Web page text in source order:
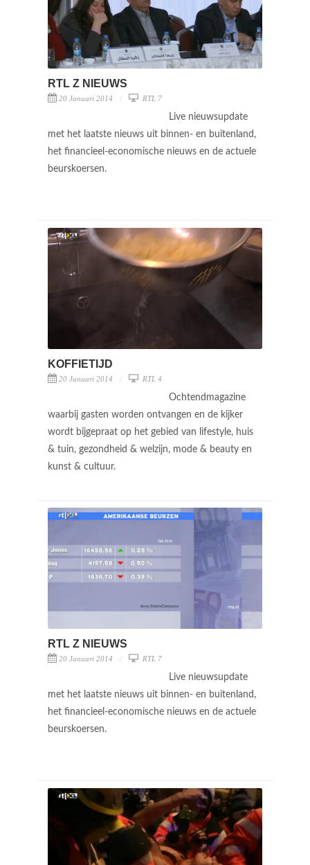
RTL Z NIEUWS
20 Januari 2014 RTL 7
Live nieuwsupdate
met het laatste nieuws uit binnen- en buitenland,
het financieel-economische nieuws en de actuele
beurskoersen.
KOFFIETIJD
20 Januari 2014 RTL 4
Ochtendmagazine
waarbij gasten worden ontvangen en de kijker
wordt bijgepraat op het gebied van lifestyle, huis
& tuin, gezondheid & welzijn, mode & beauty en
kunst & cultuur.
RTL Z NIEUWS
20 Januari 2014 RTL 7
Live nieuwsupdate
met het laatste nieuws uit binnen- en buitenland,
het financieel-economische nieuws en de actuele
beurskoersen.